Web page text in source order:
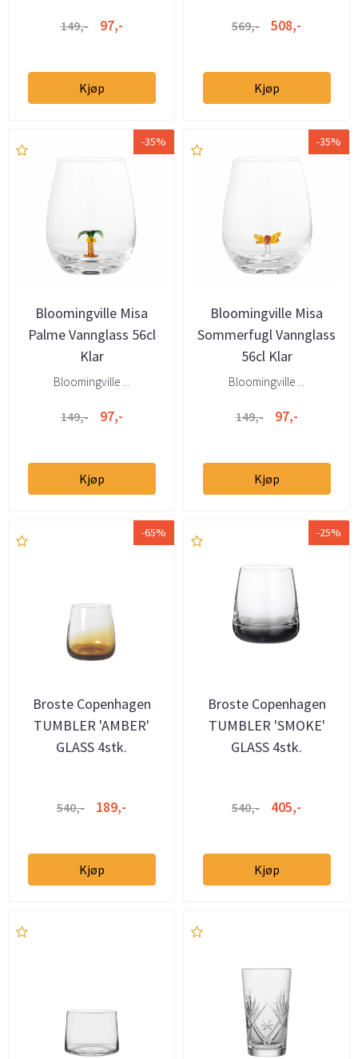
149,- 97,-
Kjøp
569,- 508,-
Kjøp
-35%
Bloomingville Misa
Palme Vannglass 56cl
Klar
Bloomingville ...
149,- 97,-
Kjøp
-35%
Bloomingville Misa
Sommerfugl Vannglass
56cl Klar
Bloomingville ...
149,- 97,-
Kjøp
-65%
Broste Copenhagen
TUMBLER 'AMBER'
GLASS 4stk.
540,- 189,-
Kjøp
-25%
Broste Copenhagen
TUMBLER 'SMOKE'
GLASS 4stk.
540,- 405,-
Kjøp